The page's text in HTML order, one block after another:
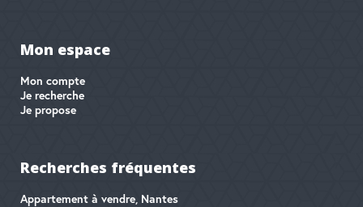
Mon espace
Mon compte
Je recherche
Je propose
Recherches fréquentes
Appartement à vendre, Nantes